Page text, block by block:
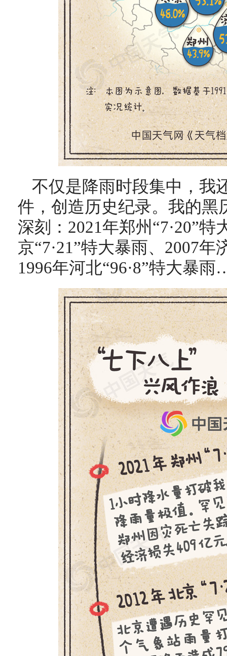
不仅是降雨时段集中，我
件，创造历史纪录。我的黑
深刻：2021年郑州“7·20”特
京“7·21”特大暴雨、2007年
1996年河北“96·8”特大暴